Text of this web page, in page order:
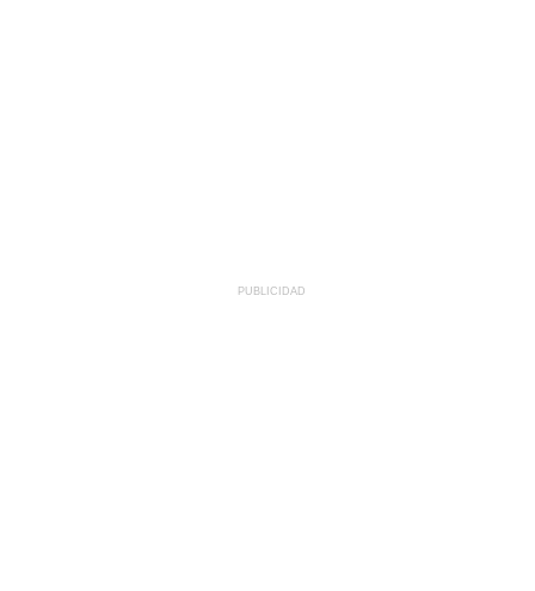
PUBLICIDAD